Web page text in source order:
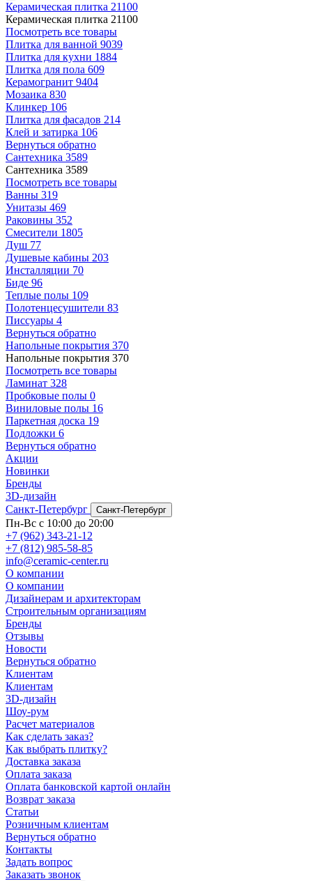
Керамическая плитка 21100
Керамическая плитка 21100
Посмотреть все товары
Плитка для ванной 9039
Плитка для кухни 1884
Плитка для пола 609
Керамогранит 9404
Мозаика 830
Клинкер 106
Плитка для фасадов 214
Клей и затирка 106
Вернуться обратно
Сантехника 3589
Сантехника 3589
Посмотреть все товары
Ванны 319
Унитазы 469
Раковины 352
Смесители 1805
Душ 77
Душевые кабины 203
Инсталляции 70
Биде 96
Теплые полы 109
Полотенцесушители 83
Писсуары 4
Вернуться обратно
Напольные покрытия 370
Напольные покрытия 370
Посмотреть все товары
Ламинат 328
Пробковые полы 0
Виниловые полы 16
Паркетная доска 19
Подложки 6
Вернуться обратно
Акции
Новинки
Бренды
3D-дизайн
Санкт-Петербург
Санкт-Петербург
Пн-Вс с 10:00 до 20:00
+7 (962) 343-21-12
+7 (812) 985-58-85
info@ceramic-center.ru
О компании
О компании
Дизайнерам и архитекторам
Строительным организациям
Бренды
Отзывы
Новости
Вернуться обратно
Клиентам
Клиентам
3D-дизайн
Шоу-рум
Расчет материалов
Как сделать заказ?
Как выбрать плитку?
Доставка заказа
Оплата заказа
Оплата банковской картой онлайн
Возврат заказа
Статьи
Розничным клиентам
Вернуться обратно
Контакты
Задать вопрос
Заказать звонок